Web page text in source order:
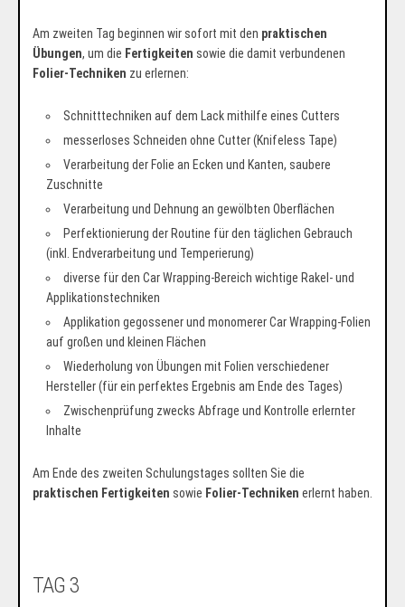
Am zweiten Tag beginnen wir sofort mit den praktischen
Übungen, um die Fertigkeiten sowie die damit verbundenen
Folier-Techniken zu erlernen:
Schnitttechniken auf dem Lack mithilfe eines Cutters
messerloses Schneiden ohne Cutter (Knifeless Tape)
Verarbeitung der Folie an Ecken und Kanten, saubere
Zuschnitte
Verarbeitung und Dehnung an gewölbten Oberflächen
Perfektionierung der Routine für den täglichen Gebrauch
(inkl. Endverarbeitung und Temperierung)
diverse für den Car Wrapping-Bereich wichtige Rakel- und
Applikationstechniken
Applikation gegossener und monomerer Car Wrapping-Folien
auf großen und kleinen Flächen
Wiederholung von Übungen mit Folien verschiedener
Hersteller (für ein perfektes Ergebnis am Ende des Tages)
Zwischenprüfung zwecks Abfrage und Kontrolle erlernter
Inhalte
Am Ende des zweiten Schulungstages sollten Sie die
praktischen Fertigkeiten sowie Folier-Techniken erlernt haben.
TAG 3